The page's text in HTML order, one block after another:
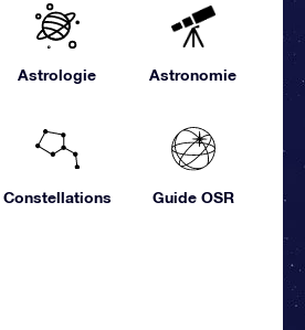
Astrologie Astronomie
Constellations Guide OSR